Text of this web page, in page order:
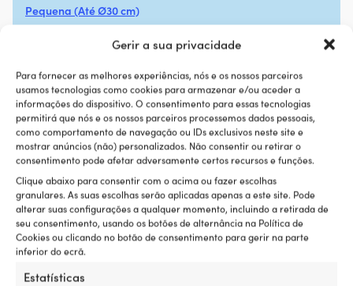
Gerir a sua privacidade
Para fornecer as melhores experiências, nós e os nossos parceiros
usamos tecnologias como cookies para armazenar e/ou aceder a
informações do dispositivo. O consentimento para essas tecnologias
permitirá que nós e os nossos parceiros processemos dados pessoais,
como comportamento de navegação ou IDs exclusivos neste site e
mostrar anúncios (não) personalizados. Não consentir ou retirar o
consentimento pode afetar adversamente certos recursos e funções.
Clique abaixo para consentir com o acima ou fazer escolhas
granulares. As suas escolhas serão aplicadas apenas a este site. Pode
alterar suas configurações a qualquer momento, incluindo a retirada de
seu consentimento, usando os botões de alternância na Política de
Cookies ou clicando no botão de consentimento para gerir na parte
inferior do ecrã.
Estatísticas
Pequena (Até Ø30 cm)
Dan-Fender
COR DA BOIA
Vermelho
MATERIAL DA BOIA
PVC
EAN
5705563510021
LINK PARA O FABRICANTE